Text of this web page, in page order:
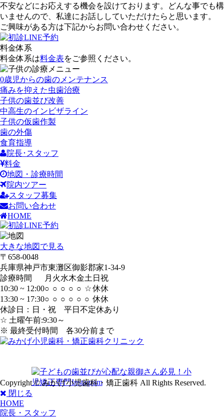
不安などにお応えする機会を設けております。どんな事でも構
いませんので、私達にお話ししていただけたらと思います。
ご興味がある方は下記からお問い合わせください。
料金体系
料金体系は料金表をご参照ください。
0歳児からの歯のメンテナンス
痛みを抑えた虫歯治療
子供の歯並び改善
中高生のインビザライン
子供の仮歯作製
歯の外傷
食育指導
院長･スタッフ
料金
地図・診療時間
院内ツアー
スタッフ募集
お問い合わせ
HOME
大きな地図で見る
〒658-0048
兵庫県神戸市東灘区御影郡家1-34-9
診療時間
月 火水木金土 日 祝
10:30 ~ 12:00○ ○ ○ ○ ○ ☆休休
13:30 ~ 17:30○ ○ ○ ○ ○ ○ 休休
休診日：日・祝 平日不定休あり
☆ 土曜午前:9:30～
※ 最終受付時間 各30分前まで
Copyright © みかげ小児歯科・矯正歯科 All Rights Reserved.
閉じる
HOME
院長・スタッフ